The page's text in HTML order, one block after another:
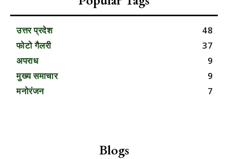
उत्तर प्रदेश
48
फोटो गैलरी
37
अपराध
9
मुख्य समाचार
9
मनोरंजन
7
Blogs